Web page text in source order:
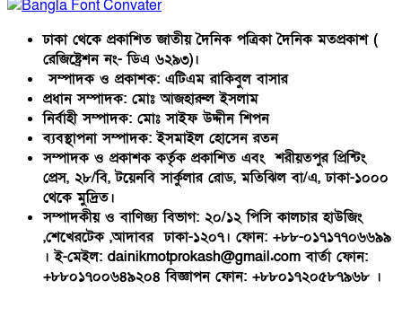
ঢাকা থেকে প্রকাশিত জাতীয় দৈনিক পত্রিকা দৈনিক মতপ্রকাশ (
রেজিষ্ট্রেশন নং- ডিএ ৬২৯৩)।
সম্পাদক ও প্রকাশক: এটিএম রাকিবুল বাসার
প্রধান সম্পাদক: মোঃ আজহারুল ইসলাম
নির্বাহী সম্পাদক: মোঃ সাইফ উদ্দীন শিপন
ব্যবস্থাপনা সম্পাদক: ইসমাইল হোসেন রতন
সম্পাদক ও প্রকাশক কর্তৃক প্রকাশিত এবং শরীয়তপুর প্রিন্টিং
প্রেস, ২৮/বি, টয়েনবি সার্কুলার রোড, মতিঝিল বা/এ, ঢাকা-১০০০
থেকে মুদ্রিত।
সম্পাদকীয় ও বাণিজ্য বিভাগ: ২০/১২ পিসি কালচার হাউজিং
,শেখেরটেক ,আদাবর ঢাকা-১২০৭। ফোন: +৮৮-০১৭১৭৭০৬৬৯৯
। ই-মেইল: dainikmotprokash@gmail.com বার্তা ফোন:
+৮৮০১৭০০৬৪৯২০৪ বিজ্ঞাপন ফোন: +৮৮০১৭২০৫৮৭৯৬৮ ।